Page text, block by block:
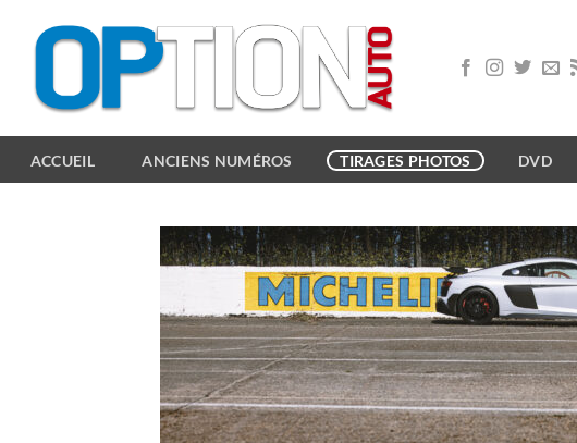
ACCUEIL ANCIENS NUMÉROS TIRAGES PHOTOS DVD